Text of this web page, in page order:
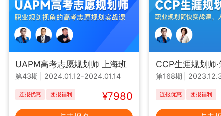
UAPM高考志愿规划师 上海班
第43期 2024.01.12-2024.01.14
连报优惠 团报福利 ¥7980
CCP生涯规划师
第168期
连报优惠 团报福利